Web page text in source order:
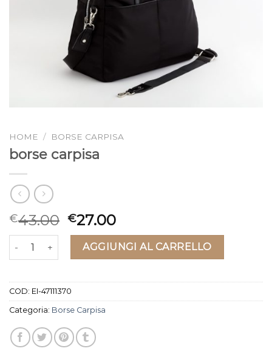
HOME / BORSE CARPISA
borse carpisa
€43.00 €27.00
borse carpisa quantitàAGGIUNGI AL CARRELLO
COD: EI-47111370
Categoria: Borse Carpisa